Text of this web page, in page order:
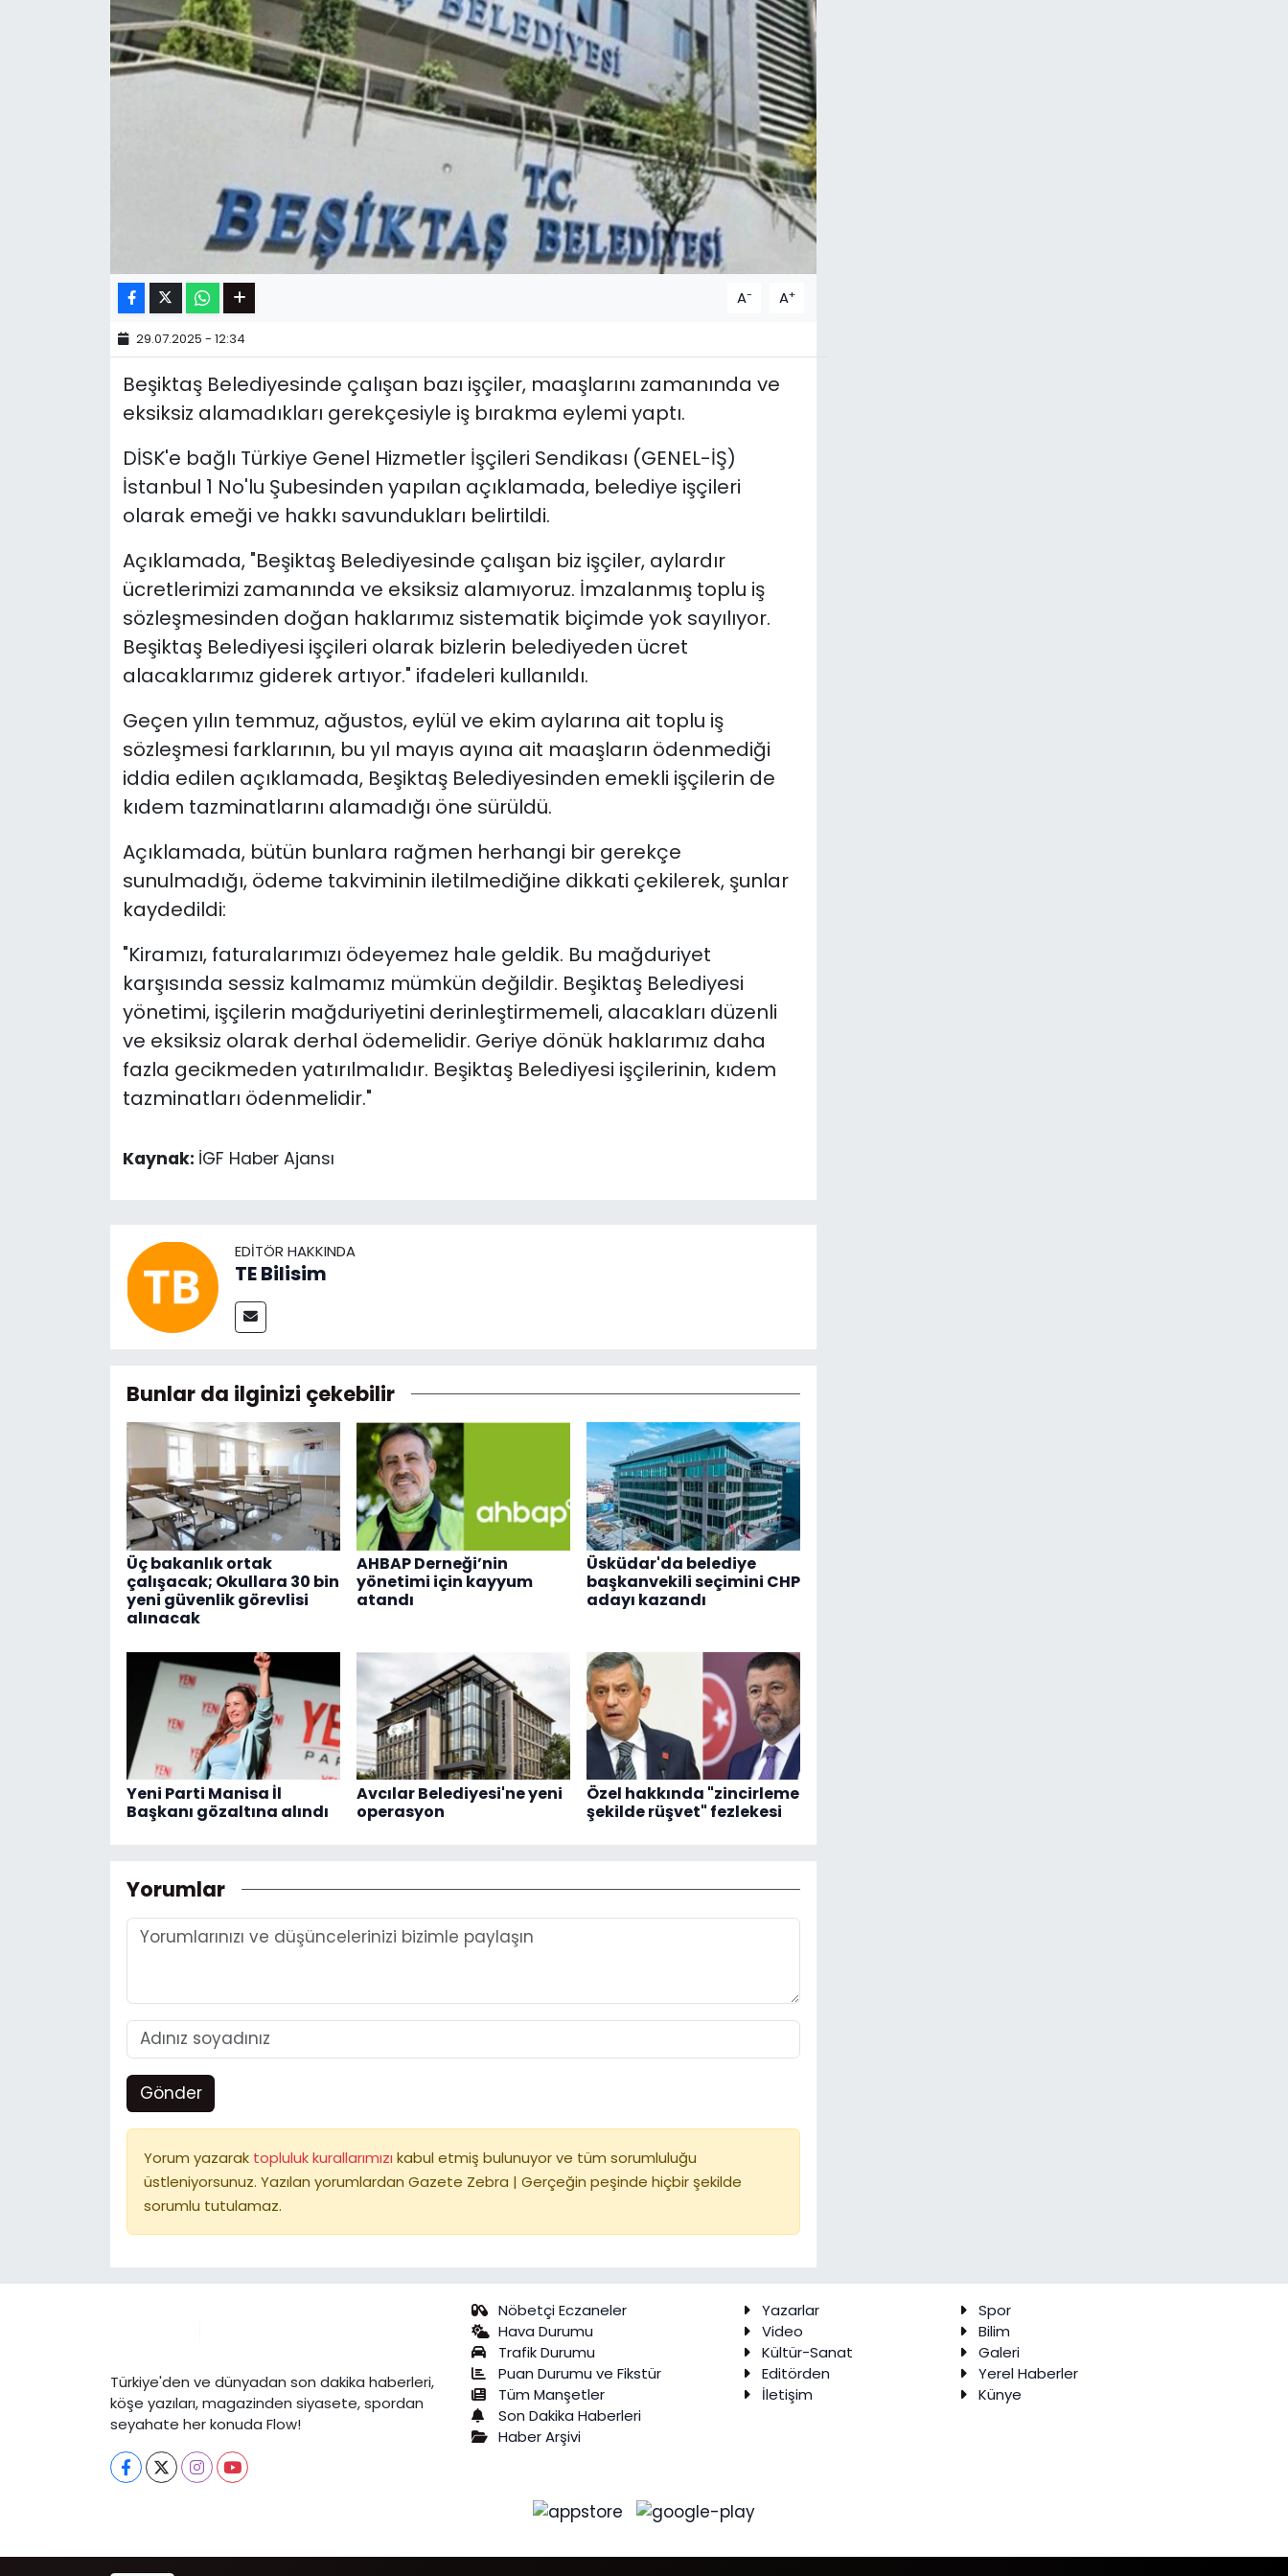
A- A+
29.07.2025 - 12:34
Beşiktaş Belediyesinde çalışan bazı işçiler, maaşlarını zamanında ve
eksiksiz alamadıkları gerekçesiyle iş bırakma eylemi yaptı.
DİSK'e bağlı Türkiye Genel Hizmetler İşçileri Sendikası (GENEL-İŞ)
İstanbul 1 No'lu Şubesinden yapılan açıklamada, belediye işçileri
olarak emeği ve hakkı savundukları belirtildi.
Açıklamada, "Beşiktaş Belediyesinde çalışan biz işçiler, aylardır
ücretlerimizi zamanında ve eksiksiz alamıyoruz. İmzalanmış toplu iş
sözleşmesinden doğan haklarımız sistematik biçimde yok sayılıyor.
Beşiktaş Belediyesi işçileri olarak bizlerin belediyeden ücret
alacaklarımız giderek artıyor." ifadeleri kullanıldı.
Geçen yılın temmuz, ağustos, eylül ve ekim aylarına ait toplu iş
sözleşmesi farklarının, bu yıl mayıs ayına ait maaşların ödenmediği
iddia edilen açıklamada, Beşiktaş Belediyesinden emekli işçilerin de
kıdem tazminatlarını alamadığı öne sürüldü.
Açıklamada, bütün bunlara rağmen herhangi bir gerekçe
sunulmadığı, ödeme takviminin iletilmediğine dikkati çekilerek, şunlar
kaydedildi:
"Kiramızı, faturalarımızı ödeyemez hale geldik. Bu mağduriyet
karşısında sessiz kalmamız mümkün değildir. Beşiktaş Belediyesi
yönetimi, işçilerin mağduriyetini derinleştirmemeli, alacakları düzenli
ve eksiksiz olarak derhal ödemelidir. Geriye dönük haklarımız daha
fazla gecikmeden yatırılmalıdır. Beşiktaş Belediyesi işçilerinin, kıdem
tazminatları ödenmelidir."
Kaynak: İGF Haber Ajansı
EDITÖR HAKKINDA
TE Bilisim
Bunlar da ilginizi çekebilir
Üç bakanlık ortak
çalışacak; Okullara 30 bin
yeni güvenlik görevlisi
alınacak
AHBAP Derneği’nin
yönetimi için kayyum
atandı
Üsküdar'da belediye
başkanvekili seçimini CHP
adayı kazandı
Yeni Parti Manisa İl
Başkanı gözaltına alındı
Avcılar Belediyesi'ne yeni
operasyon
Özel hakkında "zincirleme
şekilde rüşvet" fezlekesi
Yorumlar
Gönder
Yorum yazarak topluluk kurallarımızı kabul etmiş bulunuyor ve tüm sorumluluğu
üstleniyorsunuz. Yazılan yorumlardan Gazete Zebra | Gerçeğin peşinde hiçbir şekilde
sorumlu tutulamaz.
Türkiye'den ve dünyadan son dakika haberleri,
köşe yazıları, magazinden siyasete, spordan
seyahate her konuda Flow!
Nöbetçi Eczaneler
Hava Durumu
Trafik Durumu
Puan Durumu ve Fikstür
Tüm Manşetler
Son Dakika Haberleri
Haber Arşivi
Yazarlar
Spor
Video
Bilim
Kültür-Sanat
Galeri
Editörden
Yerel Haberler
İletişim
Künye